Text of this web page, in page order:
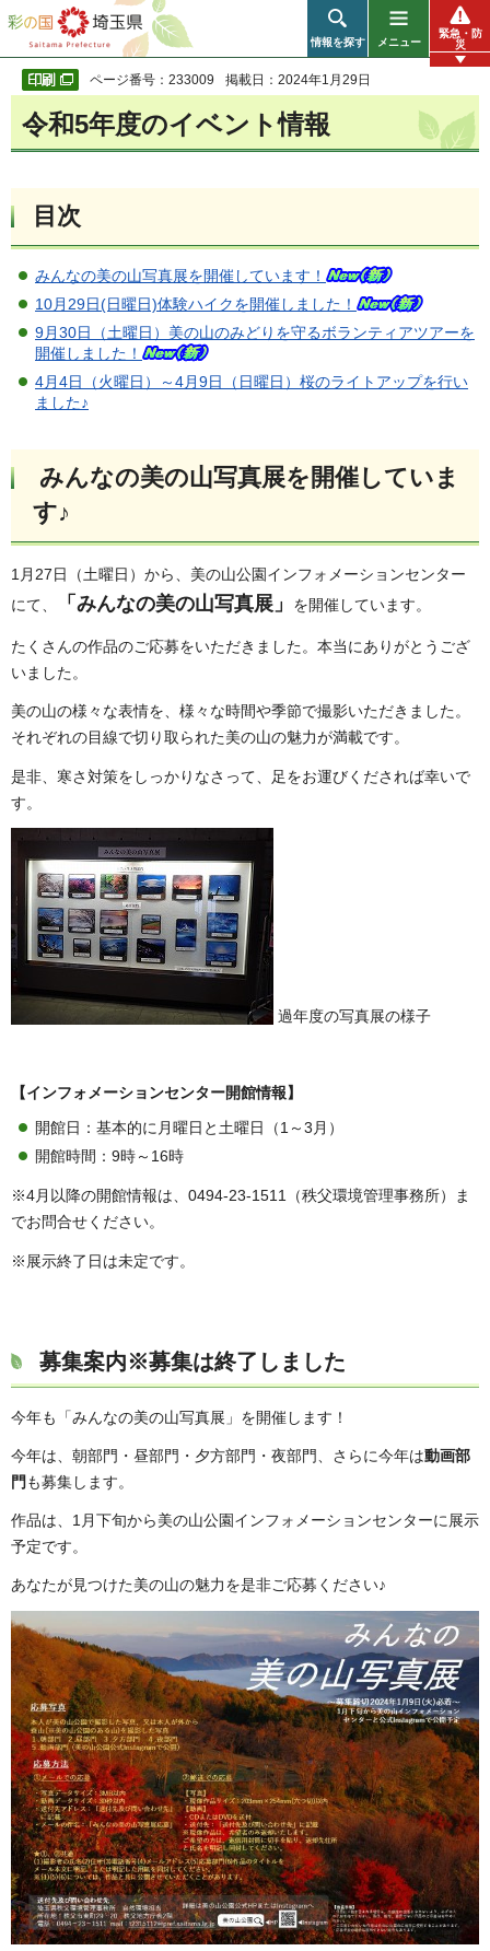
彩の国 埼玉県
情報を探す メニュー
緊急・防
災
ページ番号：233009 掲載日：2024年1月29日
令和5年度のイベント情報
目次
みんなの美の山写真展を開催しています！
10月29日(日曜日)体験ハイクを開催しました！
9月30日（土曜日）美の山のみどりを守るボランティアツアーを
開催しました！
4月4日（火曜日）～4月9日（日曜日）桜のライトアップを行い
ました♪
みんなの美の山写真展を開催していま
す♪
1月27日（土曜日）から、美の山公園インフォメーションセンター
にて、
「みんなの美の山写真展」 を開催しています。
たくさんの作品のご応募をいただきました。本当にありがとうござ
いました。
美の山の様々な表情を、様々な時間や季節で撮影いただきました。
それぞれの目線で切り取られた美の山の魅力が満載です。
是非、寒さ対策をしっかりなさって、足をお運びくだされば幸いで
す。
過年度の写真展の様子
【インフォメーションセンター開館情報】
開館日：基本的に月曜日と土曜日（1～3月）
開館時間：9時～16時
※4月以降の開館情報は、0494-23-1511（秩父環境管理事務所）ま
でお問合せください。
※展示終了日は未定です。
募集案内※募集は終了しました
今年も「みんなの美の山写真展」を開催します！
今年は、朝部門・昼部門・夕方部門・夜部門、さらに今年は動画部
門 も募集します。
作品は、1月下旬から美の山公園インフォメーションセンターに展示
予定です。
あなたが見つけた美の山の魅力を是非ご応募ください♪